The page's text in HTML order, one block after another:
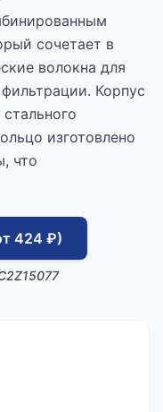
сочетает в
волокна для
Корпус
изготовлено
что
424 ₽)